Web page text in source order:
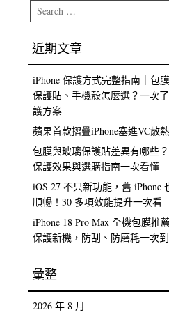
Search
近期文章
iPhone 保護方式完整指南｜包
保護貼、手機殼怎麼選？一次
護方案
蘋果首款摺疊iPhone塞進VC散熱
包膜與玻璃保護貼差異有哪些
保護效果與選購指南一次看懂
iOS 27 不只新功能，舊 iPhone
順暢！30 多項效能提升一次看
iPhone 18 Pro Max 全機包膜推
保護新機，防刮、防磨耗一次
彙整
2026 年 8 月